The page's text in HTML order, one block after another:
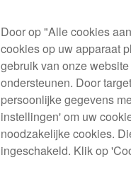
Door op "Alle cookies
cookies op uw apparaat
gebruik van onze
ondersteunen. Door
persoonlijke gegevens
instellingen' om uw
noodzakelijke cookies.
ingeschakeld. Klik op